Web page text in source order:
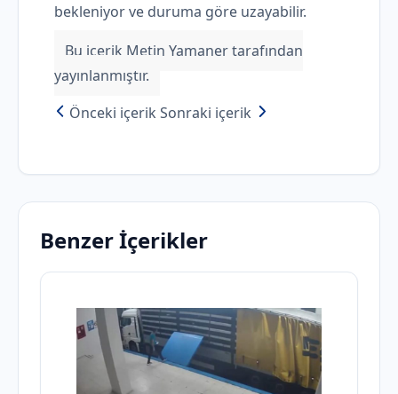
bekleniyor ve duruma göre uzayabilir.
Bu içerik Metin Yamaner tarafından
yayınlanmıştır.
Önceki içerik Sonraki içerik
Benzer İçerikler